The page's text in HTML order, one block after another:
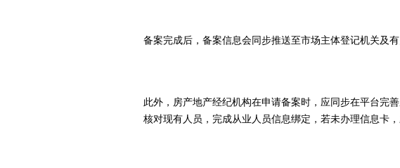
备案完成后，备案信息会同步推送至市场主体登记机关及
此外，房产地产经纪机构在申请备案时，应同步在平台完
核对现有人员，完成从业人员信息绑定，若未办理信息卡，